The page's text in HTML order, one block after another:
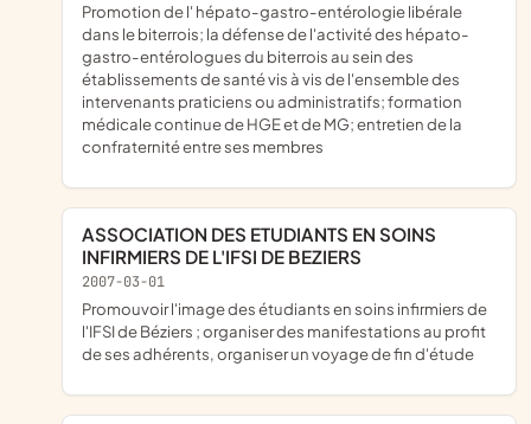
promotion de l' hépato-gastro-entérologie libérale
dans le biterrois; la défense de l'activité des hépato-
gastro-entérologues du biterrois au sein des
établissements de santé vis à vis de l'ensemble des
intervenants praticiens ou administratifs; formation
médicale continue de HGE et de MG; entretien de la
confraternité entre ses membres
ASSOCIATION DES ETUDIANTS EN SOINS
INFIRMIERS DE L'IFSI DE BEZIERS
2007-03-01
promouvoir l'image des étudiants en soins infirmiers de
l'IFSI de Béziers ; organiser des manifestations au profit
de ses adhérents, organiser un voyage de fin d'étude